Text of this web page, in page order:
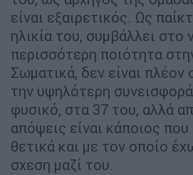
είναι εξαιρετικός. Ως
ηλικία του, συμβάλλει στο
περισσότερη ποιότητα
Σωματικά, δεν είναι πλέον
την υψηλότερη
φυσικό, στα 37 του, αλλά
απόψεις είναι κάποιος
θετικά και με τον οποίο
σχεση μαζί του.